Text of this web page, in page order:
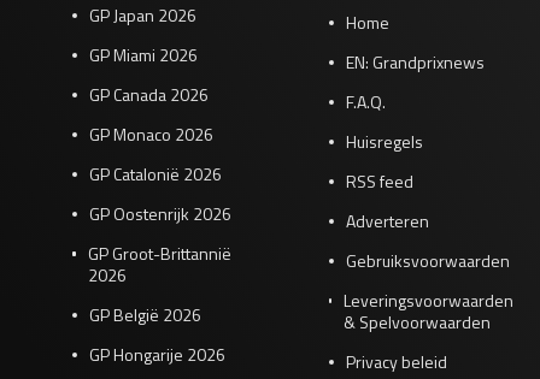
GP Japan 2026
GP Miami 2026
GP Canada 2026
GP Monaco 2026
GP Catalonië 2026
GP Oostenrijk 2026
GP Groot-Brittannië
2026
GP België 2026
GP Hongarije 2026
Home
EN: Grandprixnews
F.A.Q.
Huisregels
RSS feed
Adverteren
Gebruiksvoorwaarden
Leveringsvoorwaarden
& Spelvoorwaarden
Privacy beleid